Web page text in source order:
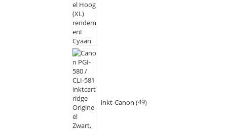
inkt-Canon 49